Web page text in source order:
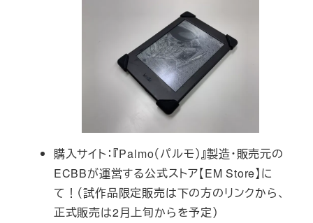
購入サイト：『Palmo（パルモ）』製造・販売元の
ECBBが運営する公式ストア【EM Store】に
て！（試作品限定販売は下の方のリンクから、
正式販売は2月上旬からを予定）